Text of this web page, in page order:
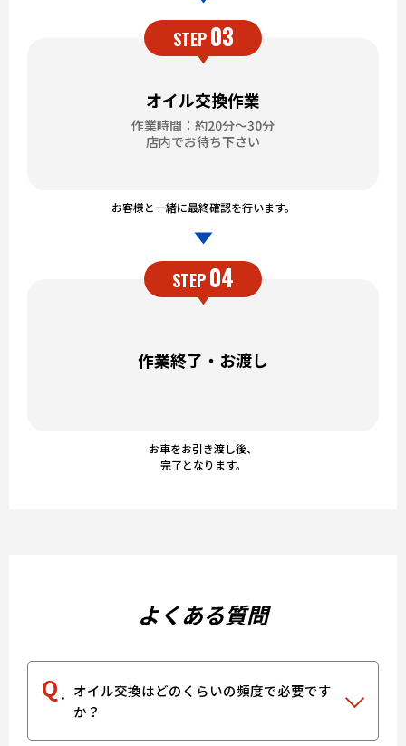
STEP 03
オイル交換作業
作業時間：約20分～30分
店内でお待ち下さい
お客様と一緒に最終確認を行います。
STEP04
作業終了・お渡し
お車をお引き渡し後、
完了となります。
よくある質問
Q
オイル交換はどのくらいの頻度で必要です
か？